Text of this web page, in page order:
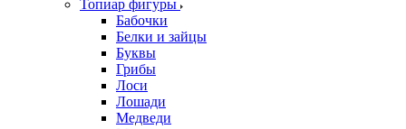
Топиар фигуры
Бабочки
Белки и зайцы
Буквы
Грибы
Лоси
Лошади
Медведи